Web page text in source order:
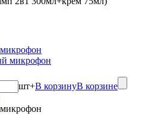
шт+В корзинуВ корзине